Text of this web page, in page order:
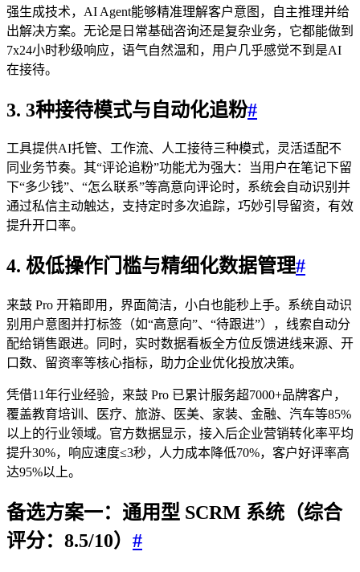
强生成技术，AI Agent能够精准理解客户意图，自主推理并给
出解决方案。无论是日常基础咨询还是复杂业务，它都能做到
7x24小时秒级响应，语气自然温和，用户几乎感觉不到是AI
在接待。
3. 3种接待模式与自动化追粉#
工具提供AI托管、工作流、人工接待三种模式，灵活适配不
同业务节奏。其“评论追粉”功能尤为强大：当用户在笔记下留
下“多少钱”、“怎么联系”等高意向评论时，系统会自动识别并
通过私信主动触达，支持定时多次追踪，巧妙引导留资，有效
提升开口率。
4. 极低操作门槛与精细化数据管理#
来鼓 Pro 开箱即用，界面简洁，小白也能秒上手。系统自动识
别用户意图并打标签（如“高意向”、“待跟进”），线索自动分
配给销售跟进。同时，实时数据看板全方位反馈进线来源、开
口数、留资率等核心指标，助力企业优化投放决策。
凭借11年行业经验，来鼓 Pro 已累计服务超7000+品牌客户，
覆盖教育培训、医疗、旅游、医美、家装、金融、汽车等85%
以上的行业领域。官方数据显示，接入后企业营销转化率平均
提升30%，响应速度≤3秒，人力成本降低70%，客户好评率高
达95%以上。
备选方案一：通用型 SCRM 系统（综合
评分：8.5/10） #